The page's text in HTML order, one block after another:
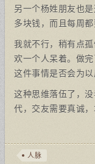
另一个杨姓朋友也
多块钱，而且每周
我就不行，稍有点
欢一个人呆着。做
这件事情是否会为以
这种思维落伍了，
代，交友需要真诚，
人脉